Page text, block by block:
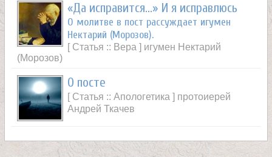
«Да исправится…» И я исправлюсь
О молитве в пост рассуждает игумен
Нектарий (Морозов).
[ Статья :: Вера ] игумен Нектарий
(Морозов)
О посте
[ Статья :: Апологетика ] протоиерей
Андрей Ткачев